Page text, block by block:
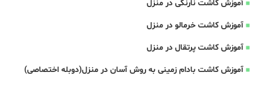
آموزش کاشت نارنگی در منزل
آموزش کاشت خرمالو در منزل
آموزش کاشت پرتقال در منزل
آموزش کاشت بادام زمینی به روش آسان در منزل(دوبله اختصاصی)